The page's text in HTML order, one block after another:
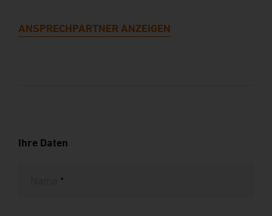
ANSPRECHPARTNER ANZEIGEN
Ihre Daten
*